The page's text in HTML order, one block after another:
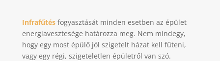
Infrafűtésfogyasztását minden esetben az épület
energiavesztesége határozza meg. Nem mindegy,
hogy egy most épülő jól szigetelt házat kell fűteni,
vagy egy régi, szigeteletlen épületről van szó.